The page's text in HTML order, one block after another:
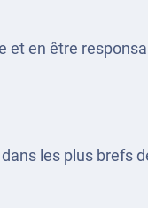
et en être
les plus brefs